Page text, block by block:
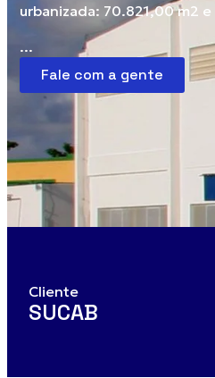
urbanizada: 70.821,00 m2
...
Fale com a gente
Cliente
SUCAB